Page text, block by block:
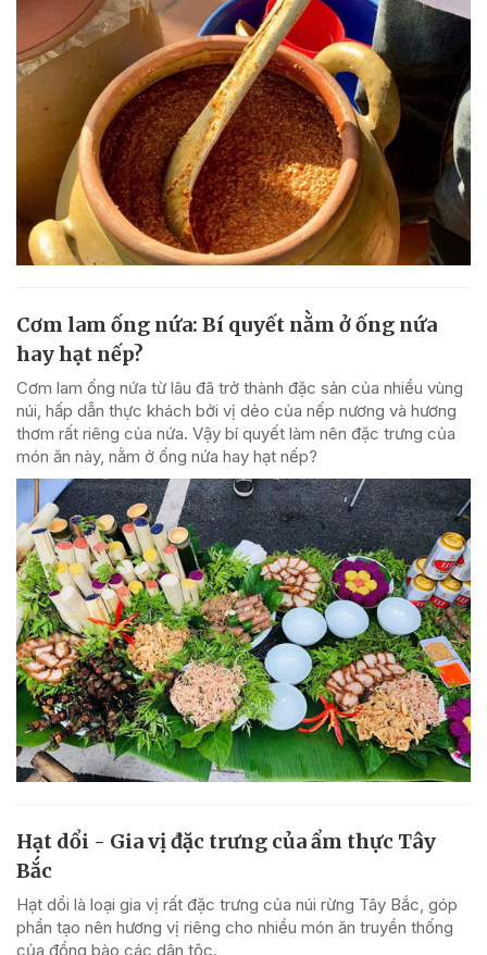
Cơm lam ống nứa: Bí quyết nằm ở ống nứa
hay hạt nếp?
Cơm lam ống nứa từ lâu đã trở thành đặc sản của nhiều vùng
núi, hấp dẫn thực khách bởi vị dẻo của nếp nương và hương
thơm rất riêng của nứa. Vậy bí quyết làm nên đặc trưng của
món ăn này, nằm ở ống nứa hay hạt nếp?
Hạt dổi - Gia vị đặc trưng của ẩm thực Tây
Bắc
Hạt dổi là loại gia vị rất đặc trưng của núi rừng Tây Bắc, góp
phần tạo nên hương vị riêng cho nhiều món ăn truyền thống
của đồng bào các dân tộc.